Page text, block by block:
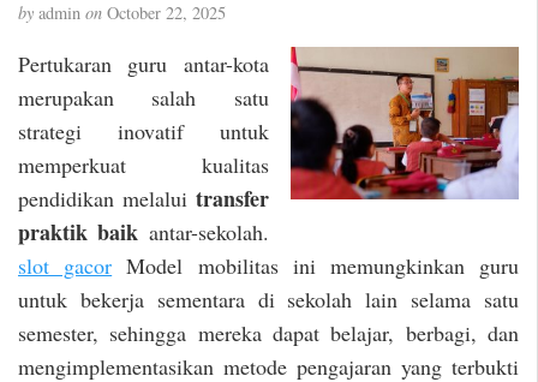
by admin on October 22, 2025
Pertukaran guru antar-kota
merupakan salah satu
strategi inovatif untuk
memperkuat kualitas
pendidikan melalui transfer
praktik baik antar-sekolah.
slot gacor Model mobilitas ini memungkinkan guru
untuk bekerja sementara di sekolah lain selama satu
semester, sehingga mereka dapat belajar, berbagi, dan
mengimplementasikan metode pengajaran yang terbukti